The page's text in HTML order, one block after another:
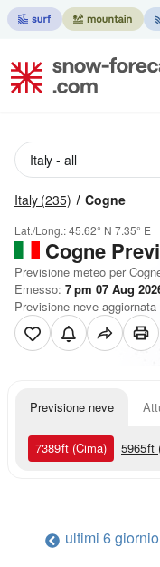
Italy (235) Cogne
Lat./Long.:45.62° N 7.35° E
Cogne
Previsione meteo per
Emesso: 7 pm 07 Aug
Previsione neve aggiornata
Previsione neve
7389ft (Cima) 5965ft
ultimi 6 giorni